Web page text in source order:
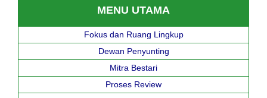
MENU UTAMA
Fokus dan Ruang Lingkup
Dewan Penyunting
Mitra Bestari
Proses Review